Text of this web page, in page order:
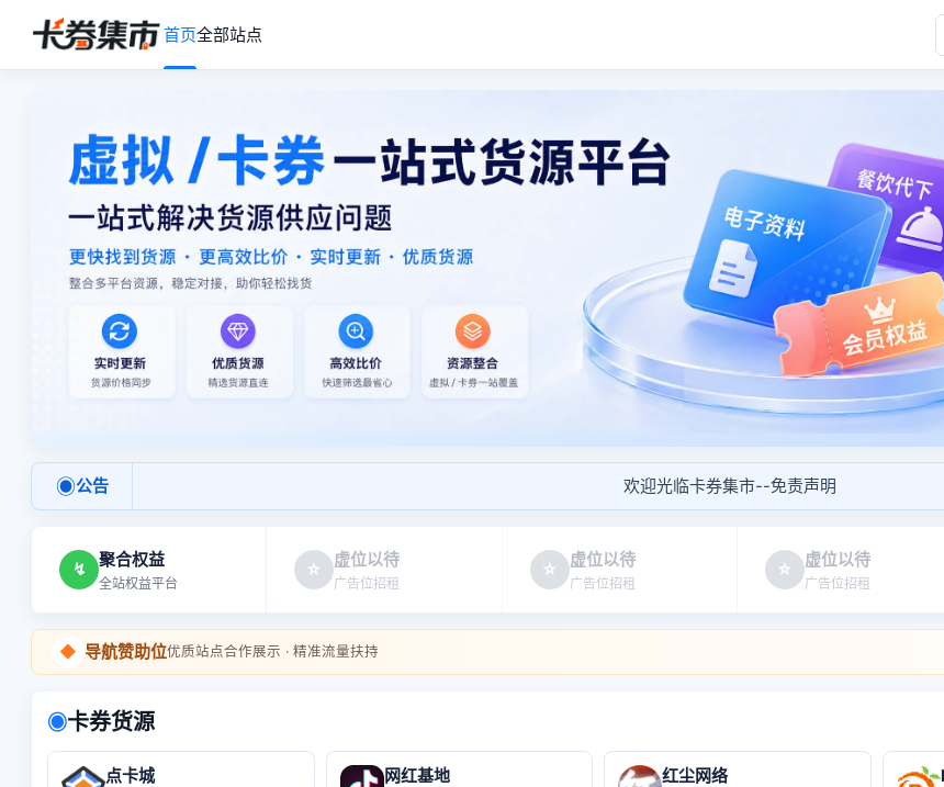
首页全部站点
◉公告 欢迎光临卡券集市--免责声明
↯ 聚合权益
全站权益平台
☆ 虚位以待
广告位招租
☆ 虚位以待
广告位招租
☆ 虚位以待
广告位招租
◆ 导航赞助位优质站点合作展示 · 精准流量扶持
◉卡券货源
点卡城 网红基地 红尘网络